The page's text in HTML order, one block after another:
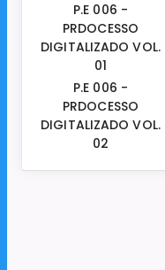
P.E 006 -
PRDOCESSO
DIGITALIZADO VOL.
01
P.E 006 -
PRDOCESSO
DIGITALIZADO VOL.
02